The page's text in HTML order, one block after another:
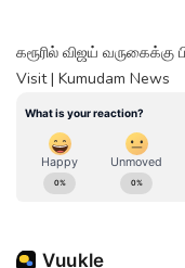
கரூரில் விஜய் வருகைக்கு
Visit | Kumudam News